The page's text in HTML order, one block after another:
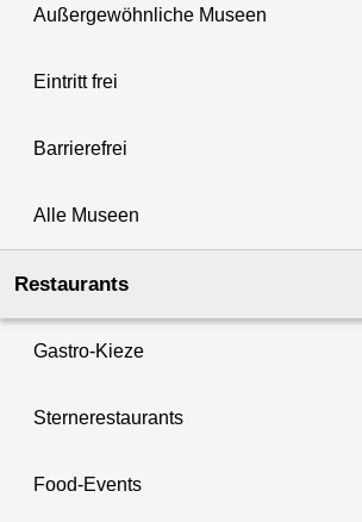
Außergewöhnliche Museen
Eintritt frei
Barrierefrei
Alle Museen
Restaurants
Gastro-Kieze
Sternerestaurants
Food-Events